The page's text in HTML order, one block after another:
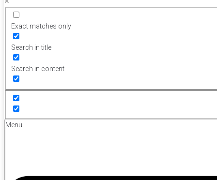
Exact matches only
Search in title
Search in content
Menu